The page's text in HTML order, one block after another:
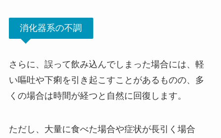
消化器系の不調
さらに、誤って飲み込んでしまった場合には、軽
い嘔吐や下痢を引き起こすことがあるものの、多
くの場合は時間が経つと自然に回復します。
ただし、大量に食べた場合や症状が長引く場合